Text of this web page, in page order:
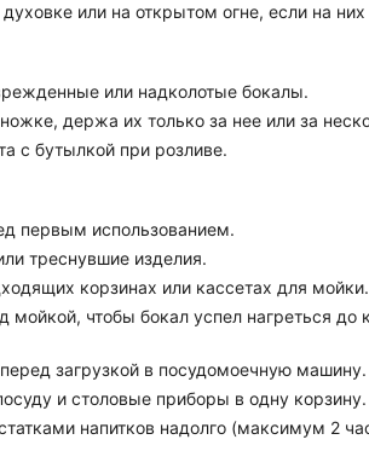
или на открытом огне, если на
или надколотые бокалы.
держа их только за нее или за
с бутылкой при розливе.
первым использованием.
треснувшие изделия.
корзинах или кассетах для мойки.
мойкой, чтобы бокал успел нагреться
загрузкой в посудомоечную машину.
и столовые приборы в одну корзину.
напитков надолго (максимум 2